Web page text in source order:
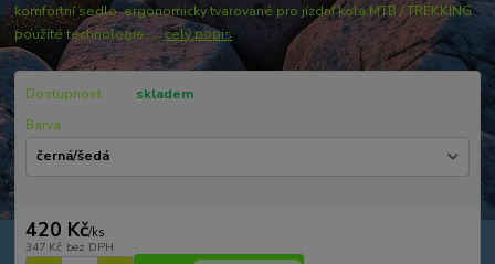
komfortní sedlo ergonomicky tvarované pro jízdní kola MTB / TREKKING
použité technologie: ...celý popis
Dostupnost
skladem
Barva
420 Kč/ks
347 Kč bez DPH